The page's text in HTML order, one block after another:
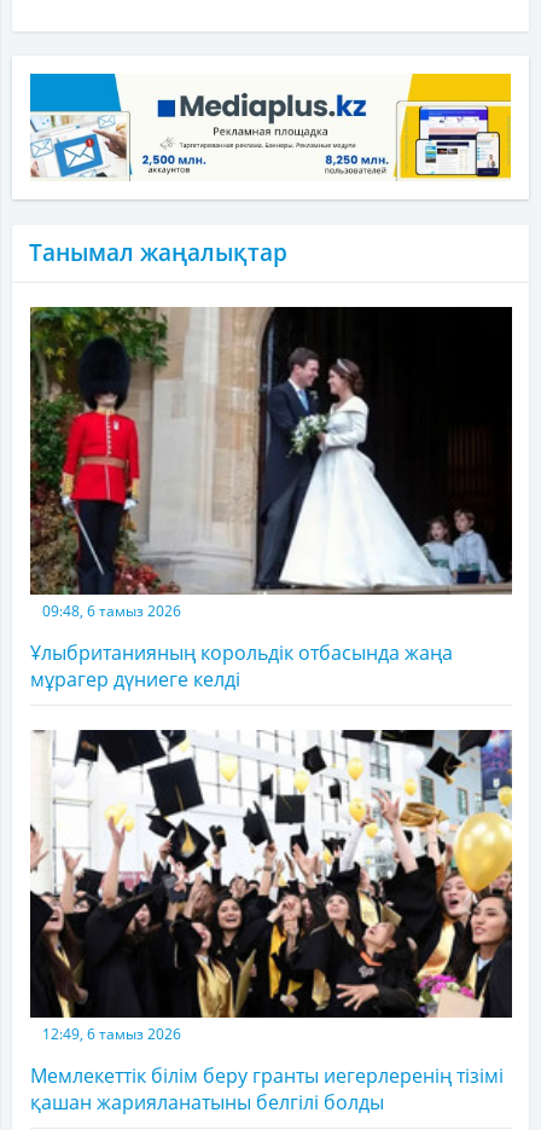
Танымал жаңалықтар
09:48, 6 тамыз 2026
Ұлыбританияның корольдік отбасында жаңа
мұрагер дүниеге келді
12:49, 6 тамыз 2026
Мемлекеттік білім беру гранты иегерлеренің тізімі
қашан жарияланатыны белгілі болды